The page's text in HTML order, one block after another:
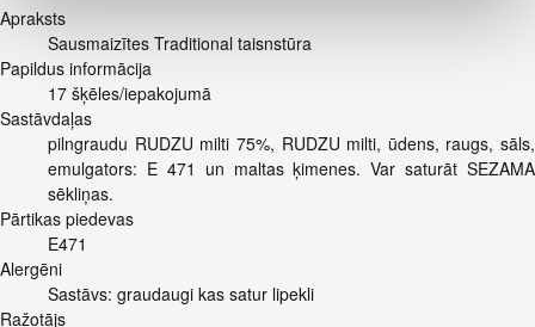
Apraksts
Sausmaizītes Traditional taisnstūra
Papildus informācija
17 šķēles/iepakojumā
Sastāvdaļas
pilngraudu RUDZU milti 75%, RUDZU milti, ūdens, raugs, sāls,
emulgators: E 471 un maltas ķimenes. Var saturāt SEZAMA
sēkliņas.
Pārtikas piedevas
E471
Alergēni
Sastāvs: graudaugi kas satur lipekli
Ražotājs